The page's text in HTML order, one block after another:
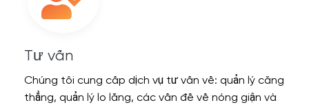
Tư vấn
Chúng tôi cung cấp dịch vụ tư vấn về: quản lý căng
thẳng, quản lý lo lắng, các vấn đề về nóng giận và